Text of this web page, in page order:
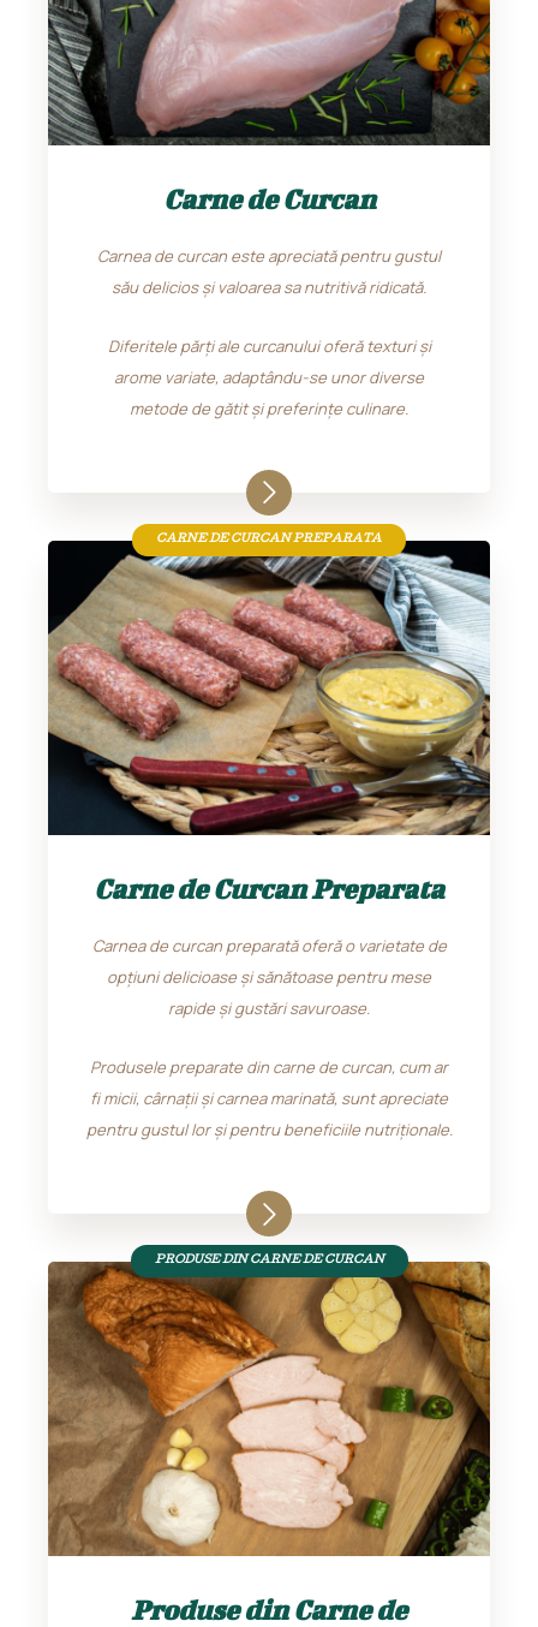
Carne de Curcan
Carnea de curcan este apreciată pentru gustul
său delicios și valoarea sa nutritivă ridicată.
Diferitele părți ale curcanului oferă texturi și
arome variate, adaptându-se unor diverse
metode de gătit și preferințe culinare.
CARNE DE CURCAN PREPARATA​
Carne de Curcan Preparata
Carnea de curcan preparată oferă o varietate de
opțiuni delicioase și sănătoase pentru mese
rapide și gustări savuroase.
Produsele preparate din carne de curcan, cum ar
fi micii, cârnații și carnea marinată, sunt apreciate
pentru gustul lor și pentru beneficiile nutriționale.
PRODUSE DIN CARNE DE CURCAN
Produse din Carne de